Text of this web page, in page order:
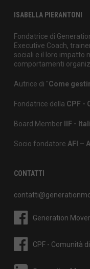
ISABELLA PIERANTONI
Fondatrice di
Executive Coach,
sociali e il loro impatto
comportamenti
Autrice di "Come
Fondatrice della CPF -
Board Member IIF -
Socio fondatore AFI –
CONTATTI
Generation Mover
CPF - Comunità